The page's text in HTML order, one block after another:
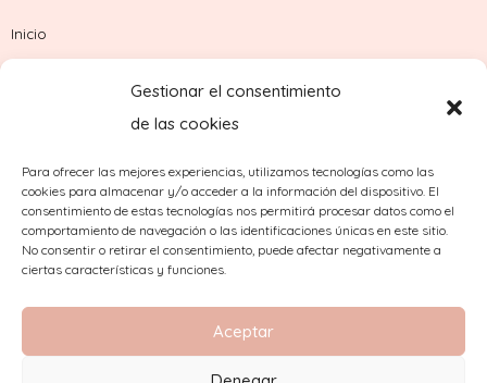
Gestionar el consentimiento
de las cookies
Para ofrecer las mejores experiencias, utilizamos tecnologías como las
cookies para almacenar y/o acceder a la información del dispositivo. El
consentimiento de estas tecnologías nos permitirá procesar datos como el
comportamiento de navegación o las identificaciones únicas en este sitio.
No consentir o retirar el consentimiento, puede afectar negativamente a
ciertas características y funciones.
Aceptar
Inicio
¿Dudas con tu pedido?